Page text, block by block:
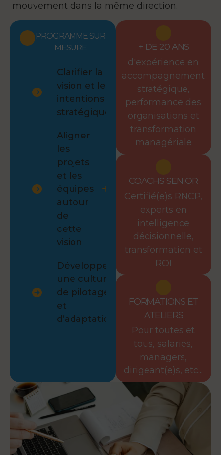
mouvement dans la même direction.
PROGRAMME SUR
MESURE
Clarifier la
vision et les
intentions
stratégiques
Aligner
les
projets
et les
équipes
autour
de
cette
vision
Développer
une culture
de pilotage
et
d’adaptation
+ DE 20 ANS
d'expérience en
accompagnement
stratégique,
performance des
organisations et
transformation
managériale
COACHS SENIOR
Certifié(e)s RNCP,
experts en
intelligence
décisionnelle,
transformation et
ROI
FORMATIONS ET
ATELIERS
Pour toutes et
tous, salariés,
managers,
dirigeant(e)s, etc...